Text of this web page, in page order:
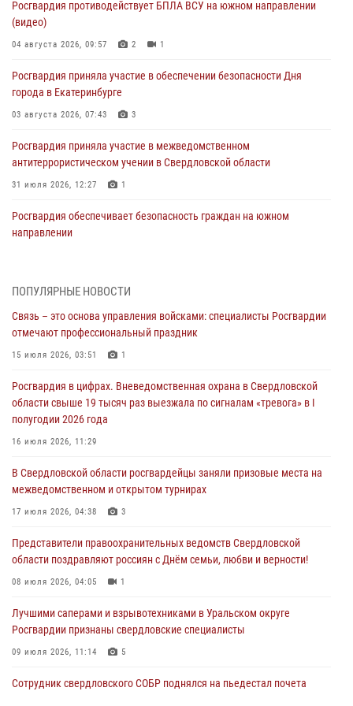
Росгвардия противодействует БПЛА ВСУ на южном направлении
(видео)
04 августа 2026, 09:57 2 1
Росгвардия приняла участие в обеспечении безопасности Дня
города в Екатеринбурге
03 августа 2026, 07:43 3
Росгвардия приняла участие в межведомственном
антитеррористическом учении в Свердловской области
31 июля 2026, 12:27 1
Росгвардия обеспечивает безопасность граждан на южном
направлении
Представитель Управления Росгвардии по Свердловской области
«Телекон»
30 июля 2026, 11:33
спартакиады «Динамо» памяти погибшего офицера милиции
Православные священники поддержали росгвардейцев в зоне СВО
Свердловские росгвардейцы завоевали медали на окружном
чемпионате по комплексному единоборству
ПОПУЛЯРНЫЕ НОВОСТИ
Связь – это основа управления войсками: специалисты Росгвардии
отмечают профессиональный праздник
15 июля 2026, 03:51 1
Росгвардия в цифрах. Вневедомственная охрана в Свердловской
области свыше 19 тысяч раз выезжала по сигналам «тревога» в I
полугодии 2026 года
16 июля 2026, 11:29
В Свердловской области росгвардейцы заняли призовые места на
межведомственном и открытом турнирах
17 июля 2026, 04:38 3
Представители правоохранительных ведомств Свердловской
области поздравляют россиян с Днём семьи, любви и верности!
08 июля 2026, 04:05 1
Лучшими саперами и взрывотехниками в Уральском округе
Росгвардии признаны свердловские специалисты
09 июля 2026, 11:14 5
Сотрудник свердловского СОБР поднялся на пьедестал почета